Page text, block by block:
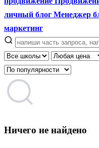
личный блог Менеджер
маркетинг
Ничего не найдено